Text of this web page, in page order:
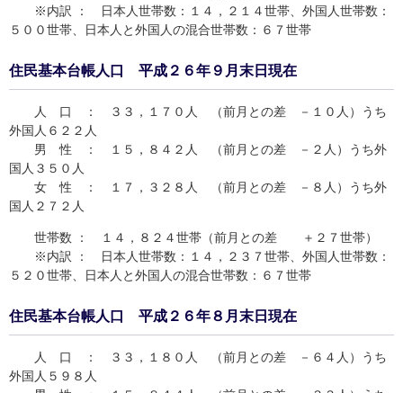
※内訳 ： 日本人世帯数：１４，２１４世帯、外国人世帯数：
５００世帯、日本人と外国人の混合世帯数：６７世帯
住民基本台帳人口 平成２６年９月末日現在
人 口 ： ３３，１７０人 （前月との差 －１０人）うち
外国人６２２人
男 性 ： １５，８４２人 （前月との差 －２人）うち外
国人３５０人
女 性 ： １７，３２８人 （前月との差 －８人）うち外
国人２７２人
世帯数 ： １４，８２４世帯（前月との差 ＋２７世帯）
※内訳 ： 日本人世帯数：１４，２３７世帯、外国人世帯数：
５２０世帯、日本人と外国人の混合世帯数：６７世帯
住民基本台帳人口 平成２６年８月末日現在
人 口 ： ３３，１８０人 （前月との差 －６４人）うち
外国人５９８人